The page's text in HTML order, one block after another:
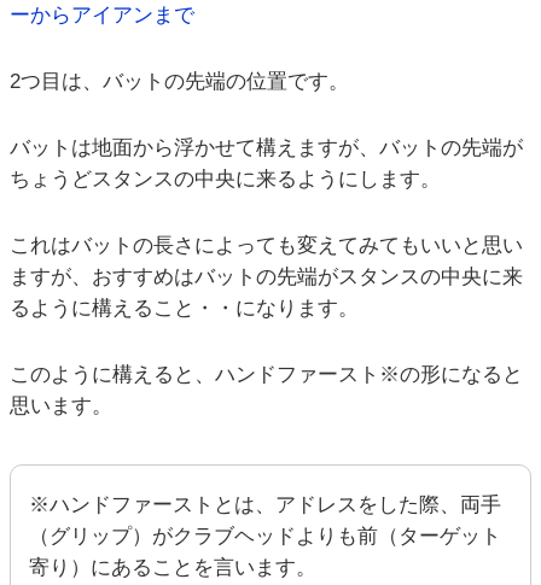
ーからアイアンまで
2つ目は、バットの先端の位置です。
バットは地面から浮かせて構えますが、バットの先端が
ちょうどスタンスの中央に来るようにします。
これはバットの長さによっても変えてみてもいいと思い
ますが、おすすめはバットの先端がスタンスの中央に来
るように構えること・・になります。
このように構えると、ハンドファースト※の形になると
思います。
※ハンドファーストとは、アドレスをした際、両手
（グリップ）がクラブヘッドよりも前（ターゲット
寄り）にあることを言います。